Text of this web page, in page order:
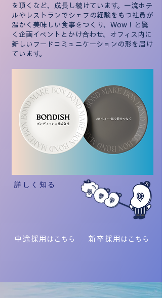
を頂くなど、成長し続けています。一流ホテ
ルやレストランでシェフの経験をもつ社員が
温かく美味しい食事をつくり、Wow！と驚
く企画イベントとかけ合わせ、オフィス内に
新しいフードコミュニケーションの形を届け
ています。
詳しく知る
中途採用 はこちら 新卒採用 はこちら